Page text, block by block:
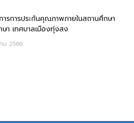
รการประกันคุณภาพภายในสถานศึกษา
า เทศบาลเมืองทุ่งสง
ม 2566